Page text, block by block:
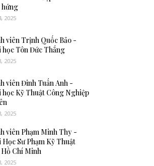
hứng
2025
viên Trịnh Quốc Bảo -
Tôn Đức Thắng
2025
viên Đinh Tuấn Anh -
Kỹ Thuật Công Nghiệp
2025
viên Phạm Minh Thy -
Sư Phạm Kỹ Thuật
Chí Minh
2025